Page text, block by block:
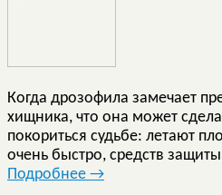
Когда дрозофила замечает
хищника, что она может
покориться судьбе: летают
очень быстро, средств
Подробнее →